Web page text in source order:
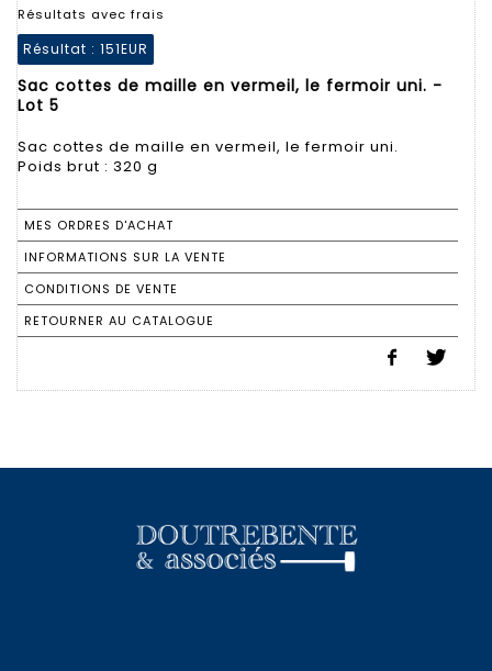
Résultats avec frais
Résultat : 151EUR
Sac cottes de maille en vermeil, le fermoir uni. -
Lot 5
Sac cottes de maille en vermeil, le fermoir uni.
Poids brut : 320 g
MES ORDRES D'ACHAT
INFORMATIONS SUR LA VENTE
CONDITIONS DE VENTE
RETOURNER AU CATALOGUE